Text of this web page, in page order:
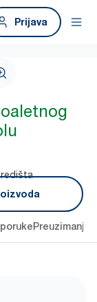
Prijava
Preuzimanje